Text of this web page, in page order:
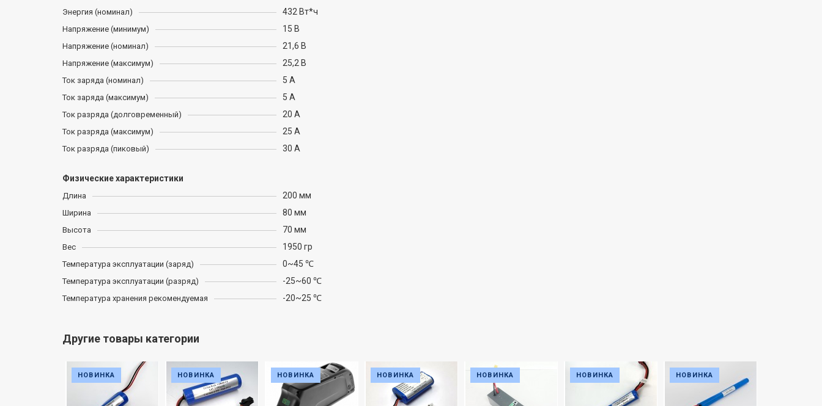
Энергия (номинал) 432 Вт*ч
Напряжение (минимум) 15 В
Напряжение (номинал) 21,6 В
Напряжение (максимум) 25,2 В
Ток заряда (номинал) 5 А
Ток заряда (максимум) 5 А
Ток разряда (долговременный) 20 А
Ток разряда (максимум) 25 А
Ток разряда (пиковый) 30 А
Физические характеристики
Длина 200 мм
Ширина 80 мм
Высота 70 мм
Вес 1950 гр
Температура эксплуатации (заряд) 0~45 ℃
Температура эксплуатации (разряд) -25~60 ℃
Температура хранения рекомендуемая -20~25 ℃
Другие товары категории
НОВИНКА НОВИНКА НОВИНКА НОВИНКА НОВИНКА НОВИНКА НОВИНКА